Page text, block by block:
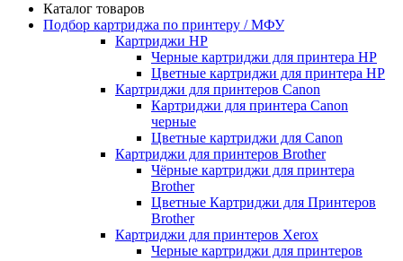
Каталог товаров
Подбор картриджа по принтеру / МФУ
Картриджи HP
Черные картриджи для принтера HP
Цветные картриджи для принтера HP
Картриджи для принтеров Сanon
Картриджи для принтера Сanon
черные
Цветные картриджи для Сanon
Картриджи для принтеров Brother
Чёрные картриджи для принтера
Brother
Цветные Картриджи для Принтеров
Brother
Картриджи для принтеров Xerox
Черные картриджи для принтеров